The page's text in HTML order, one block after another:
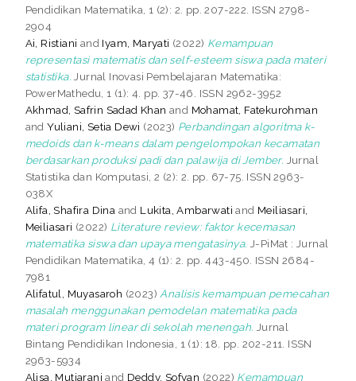
Pendidikan Matematika, 1 (2): 2. pp. 207-222. ISSN 2798-
2904
Ai, Ristiani and Iyam, Maryati (2022) Kemampuan
representasi matematis dan self-esteem siswa pada materi
statistika. Jurnal Inovasi Pembelajaran Matematika:
PowerMathedu, 1 (1): 4. pp. 37-46. ISSN 2962-3952
Akhmad, Safrin Sadad Khan and Mohamat, Fatekurohman
andYuliani, Setia Dewi (2023) Perbandingan algoritma k-
medoids dan k-means dalam pengelompokan kecamatan
berdasarkan produksi padi dan palawija di Jember. Jurnal
Statistika dan Komputasi, 2 (2): 2. pp. 67-75. ISSN 2963-
038X
Alifa, Shafira Dina and Lukita, Ambarwati and Meiliasari,
Meiliasari (2022) Literature review: faktor kecemasan
matematika siswa dan upaya mengatasinya. J-PiMat : Jurnal
Pendidikan Matematika, 4 (1): 2. pp. 443-450. ISSN 2684-
7981
Alifatul, Muyasaroh (2023) Analisis kemampuan pemecahan
masalah menggunakan pemodelan matematika pada
materi program linear di sekolah menengah. Jurnal
Bintang Pendidikan Indonesia, 1 (1): 18. pp. 202-211. ISSN
2963-5934
Alisa, Mutiarani and Deddy, Sofyan (2022) Kemampuan